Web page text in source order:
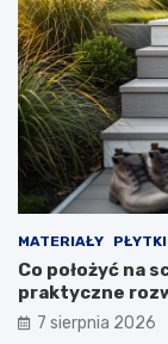
MATERIAŁY
Co położyć na
praktyczne
7 sierpnia 2026